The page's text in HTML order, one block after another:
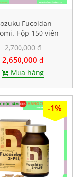
Fucoidan
Hộp 150 viên
2,700,000 đ
2,650,000 đ
Mua hàng
-1%